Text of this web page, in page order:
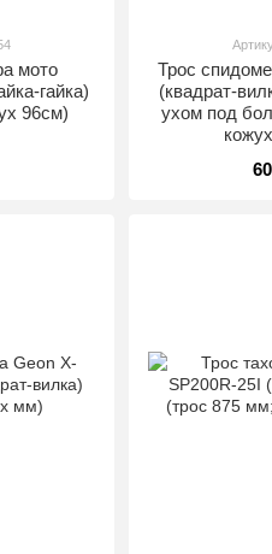
мото
гайка)
96см)
Трос
(квадрат-
ухом под